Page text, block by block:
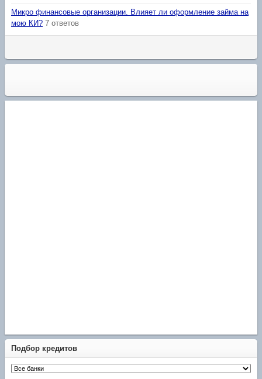
Микро финансовые организации. Влияет ли оформление займа на
мою КИ? 7 ответов
Подбор кредитов